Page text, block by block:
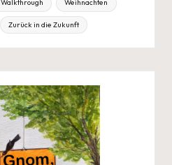
Walkthrough Weihnachten
Zurück in die Zukunft